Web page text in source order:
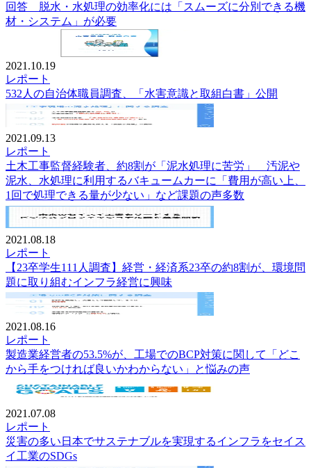
回答 脱水・水処理の効率化には「スムーズに分別できる機
材・システム」が必要
2021.10.19
レポート
532人の自治体職員調査、「水害意識と取組白書」公開
2021.09.13
レポート
土木工事監督経験者、約8割が「泥水処理に苦労」 汚泥や
泥水、水処理に利用するバキュームカーに「費用が高い上、
1回で処理できる量が少ない」など課題の声多数
2021.08.18
レポート
【23卒学生111人調査】経営・経済系23卒の約8割が、環境問
題に取り組むインフラ経営に興味
2021.08.16
レポート
製造業経営者の53.5%が、工場でのBCP対策に関して「どこ
から手をつければ良いかわからない」と悩みの声
2021.07.08
レポート
災害の多い日本でサステナブルを実現するインフラをセイス
イ工業のSDGs